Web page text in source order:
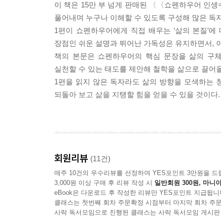
이 책은 15만 부 넘게 판매된 〈〈쇼펜하우어 인
풀어내며 누구나 이해할 수 있도록 구성해 많은 독
1편이 쇼펜하우어에게 직접 배우는 ‘삶의 본질’
장점인 쉬운 설명과 뛰어난 가독성은 유지하면서,
책의 본문은 쇼펜하우어의 핵심 문장을 삶의 구
실천할 수 있는 태도를 제안해 철학을 삶으로 끌어
1편을 읽지 않은 독자라도 삶의 방향을 모색하는
되돌아 보고 삶을 지탱할 힘을 얻을 수 있을 것이다.
직설적이며 단단한, 삶을 버티게 하는 쇼펜하우어
“인생의 본질은 실망과 환멸이다”
“세상이 좁은 것은 내 시야가 좁아서다”
“동물이 인간보다 행복하다”
“인간은 다들 생겨 먹은 대로 산다”
회원리뷰 (11건)
매주 10건의 우수리뷰를 선정하여 YES포인트 3만원을 드
3,000원 이상 구매 후 리뷰 작성 시 일반회원 300원, 마니
eBook은 다운로드 후 작성한 리뷰만 YES포인트 지급됩니
클래스는 첫번째 회차 주문확정 시점부터 마지막 회차 주
사락 독서모임으로 진행된 클래스는 사락 독서모임 게시